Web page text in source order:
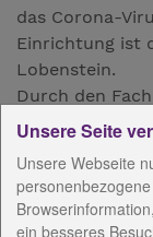
das Corona-
Einrichtung ist
Lobenstein.
Durch den
Landratsamtes
bei
erfolgt,
positiv getestet
Unsere Seite
Unsere Webseite
ein besseres